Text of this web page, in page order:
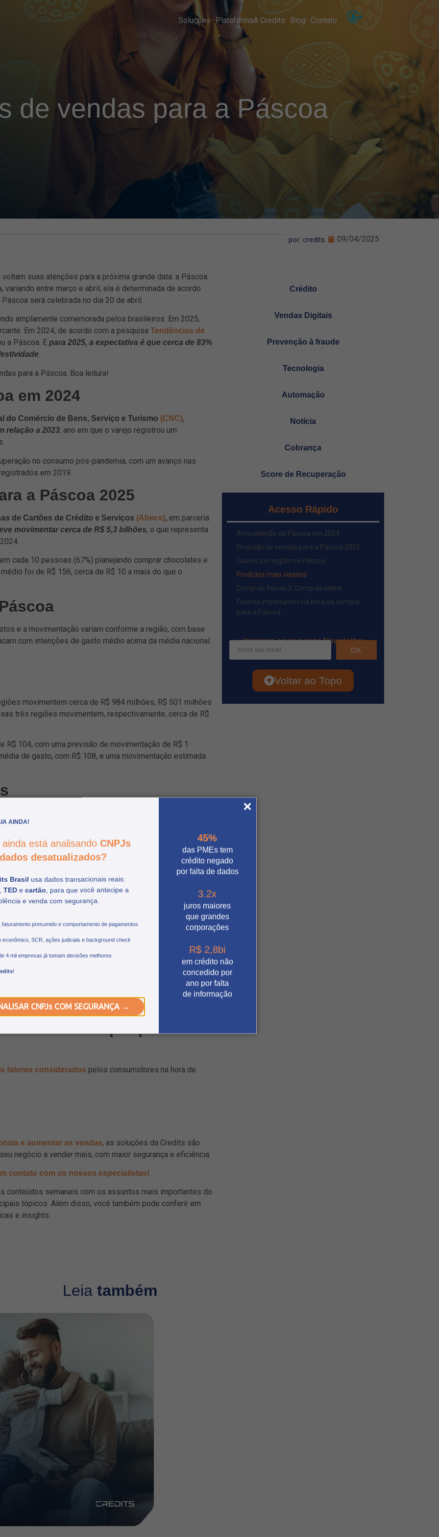
AINDA!
ainda está analisando CNPJs
dados desatualizados?
Brasil usa dados transacionais reais:
TED e cartão , para que você antecipe a
e venda com segurança.
faturamento presumido e comportamento de pagamentos
econômico, SCR, ações judiciais e background check
4 mil empresas já tomam decisões melhores
!
CNPJs COM SEGURANÇA →
45%
das PMEs tem
crédito negado
por falta de dados
3.2x
juros maiores
que grandes
corporações
R$ 2,8bi
em crédito não
concedido por
ano por falta
de informação
Soluções PlataformaA Credits Blog Contato
de vendas para a Páscoa
por: credits 09/04/2025
suas atenções para a próxima grande data: a Páscoa.
variando entre março e abril, ela é determinada de acordo
será celebrada no dia 20 de abril.
amplamente comemorada pelos brasileiros. Em 2025,
Em 2024, de acordo com a pesquisa Tendências de
a Páscoa. E para 2025, a expectativa é que cerca de 83%
.
para a Páscoa. Boa leitura!
em 2024
do Comércio de Bens, Serviço e Turismo (CNC),
relação a 2023, ano em que o varejo registrou um
no consumo pós-pandemia, com um avanço nas
em 2019.
a Páscoa 2025
de Cartões de Crédito e Serviços (Abecs), em parceria
movimentar cerca de R$ 5,3 bilhões, o que representa
cada 10 pessoas (67%) planejando comprar chocolates e
foi de R$ 156, cerca de R$ 10 a mais do que o
e a movimentação variam conforme a região, com base
com intenções de gasto médio acima da média nacional:
movimentem cerca de R$ 984 milhões, R$ 501 milhões
três regiões movimentem, respectivamente, cerca de R$
104, com uma previsão de movimentação de R$ 1
de gasto, com R$ 108, e uma movimentação estimada
pelos consumidores entrevistados são:
online
realizar suas compras em lojas físicas, enquanto
resultado é similar ao de 2024. Quando analisado por faixa
compras físicas, em contrapartida, 89% dos
compras em app ou sites pela internet.
têm intenção de comprar em estabelecimentos
produtos de vendedores autônomos que atuam por
para as datas sazonais de 2025
hora da compra para a
fatores considerados pelos consumidores na hora de
e aumentar as vendas, as soluções da Credits são
negócio a vender mais, com maior segurança e eficiência.
contato com os nossos especialistas!
conteúdos semanais com os assuntos mais importantes do
tópicos. Além disso, você também pode conferir em
e insights.
Crédito
Vendas Digitais
Prevenção à fraude
Tecnologia
Automação
Notícia
Cobrança
Score de Recuperação
Acesso Rápido
Arrecadação da Páscoa em 2024
Projeção de vendas para a Páscoa 2025
Gastos por região na Páscoa
Produtos mais visados
Compras físicas X Compras online
Fatores importantes na hora da compra
para a Páscoa
Inscreva-se na nossa Newsletter
OK
Voltar ao Topo
Leia também